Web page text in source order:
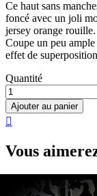
Ce haut sans
foncé avec un joli
jersey orange rouille.
Coupe un peu
effet de
Quantité
Ajouter au panier

Vous